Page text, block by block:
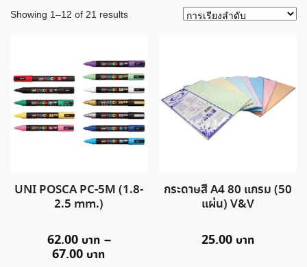
Showing 1–12 of 21 results
UNI POSCA PC-5M (1.8-
2.5 mm.)
62.00
–
67.00
กระดาษสี A4 80 แกรม (50
แผ่น) V&V
25.00